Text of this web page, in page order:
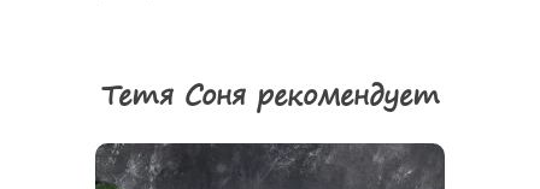
Тетя Соня рекомендует